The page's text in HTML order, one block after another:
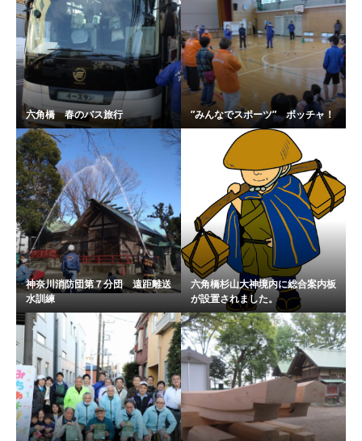
六角橋 春のバス旅行 ”みんなでスポーツ” ボッチャ！
神奈川消防団第７分団 遠距離送
水訓練
六角橋杉山大神境内に総合案内板
が設置されました。